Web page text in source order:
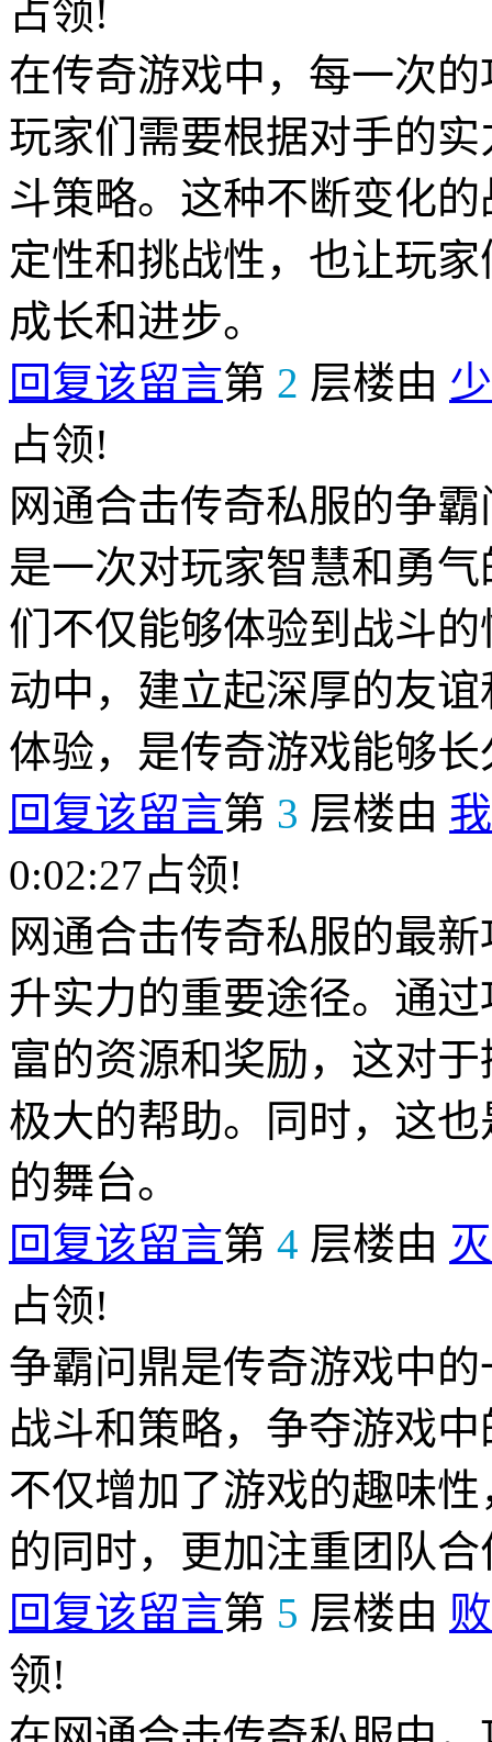
占领!
在传奇游戏中，每一次
玩家们需要根据对手的
斗策略。这种不断变化
定性和挑战性，也让玩
成长和进步。
回复该留言第 2 层楼由
占领!
网通合击传奇私服的争
是一次对玩家智慧和勇
们不仅能够体验到战斗
动中，建立起深厚的友
体验，是传奇游戏能够
回复该留言第 3 层楼由
0:02:27占领!
网通合击传奇私服的最
升实力的重要途径。通
富的资源和奖励，这对
极大的帮助。同时，这
的舞台。
回复该留言第 4 层楼由
占领!
争霸问鼎是传奇游戏中
战斗和策略，争夺游戏
不仅增加了游戏的趣味
的同时，更加注重团队
回复该留言第 5 层楼由
领!